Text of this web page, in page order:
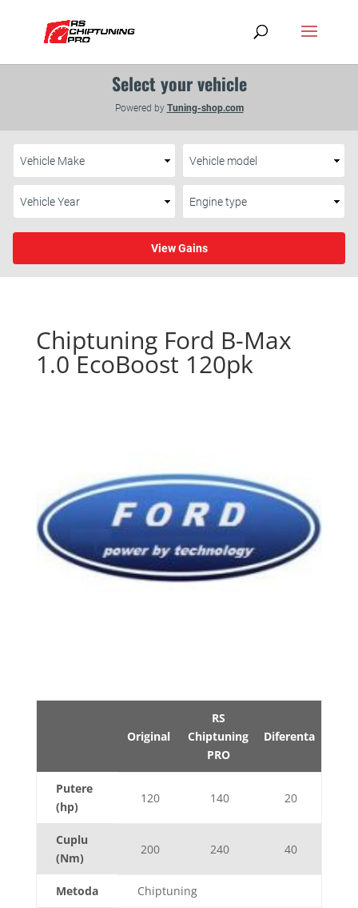
Chiptuning Ford B-Max
1.0 EcoBoost 120pk
Original
RS
Chiptuning
PRO
Diferenta
Putere
(hp)
120 140 20
Cuplu
(Nm)
200 240 40
Metoda Chiptuning